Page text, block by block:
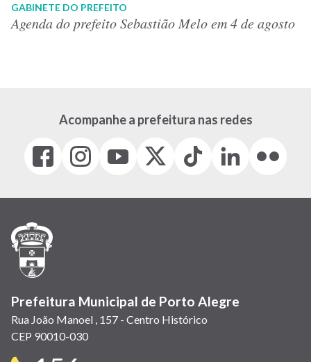
GABINETE DO PREFEITO
Agenda do prefeito Sebastião Melo em 4 de agosto
Acompanhe a prefeitura nas redes
Facebook
(link
em
janela)
Instagram
(link
em
(link
em
(Antigo
(link
Tiktok
(link
em
LinkedIn
(link
em
(link
em
Prefeitura Municipal de Porto Alegre
Rua João Manoel , 157 - Centro Histórico
CEP 90010-030